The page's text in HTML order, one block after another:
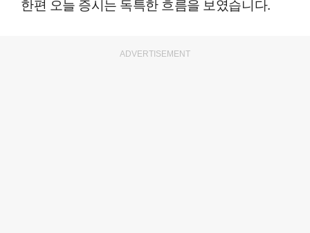
한편 오늘 증시는 독특한 흐름을 보였습니다.
ADVERTISEMENT